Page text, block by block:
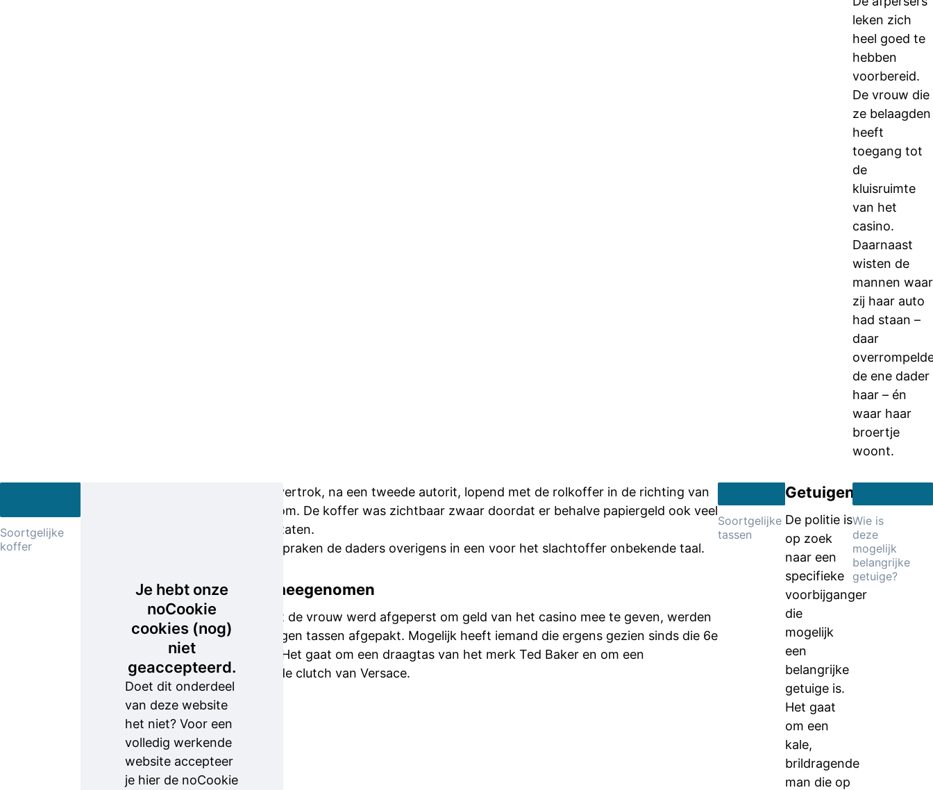
leken zich
heel goed te
hebben
voorbereid.
De vrouw die
ze belaagden
heeft
toegang tot
de
kluisruimte
van het
casino.
Daarnaast
wisten de
mannen waar
zij haar auto
had staan –
daar
de ene dader
haar – én
waar haar
broertje
woont.
Soortgelijke
koffer
slachtoffer
eigen auto
Gravenstraat
reed. Vanaf
daar moest
Je hebt onze
noCookie
cookies (nog)
niet
geaccepteerd.
Doet dit onderdeel
van deze website
het niet? Voor een
volledig werkende
website accepteer
je hier de noCookie
Deze man vertrok, na een tweede autorit, lopend met de rolkoffer in de richting van
het Achterom. De koffer was zichtbaar zwaar doordat er behalve papiergeld ook veel
munten in zaten.
Onderling spraken de daders overigens in een voor het slachtoffer onbekende taal.
Tassen meegenomen
Behalve dat de vrouw werd afgeperst om geld van het casino mee te geven, werden
ook haar eigen tassen afgepakt. Mogelijk heeft iemand die ergens gezien sinds die 6e
november. Het gaat om een draagtas van het merk Ted Baker en om een
zogenoemde clutch van Versace.
Soortgelijke
tassen
Getuigenoproep
De politie is
op zoek
naar een
specifieke
voorbijganger
die
mogelijk
een
belangrijke
getuige is.
Het gaat
om een
kale,
brildragende
man die op
Wie is
deze
mogelijk
belangrijke
getuige?